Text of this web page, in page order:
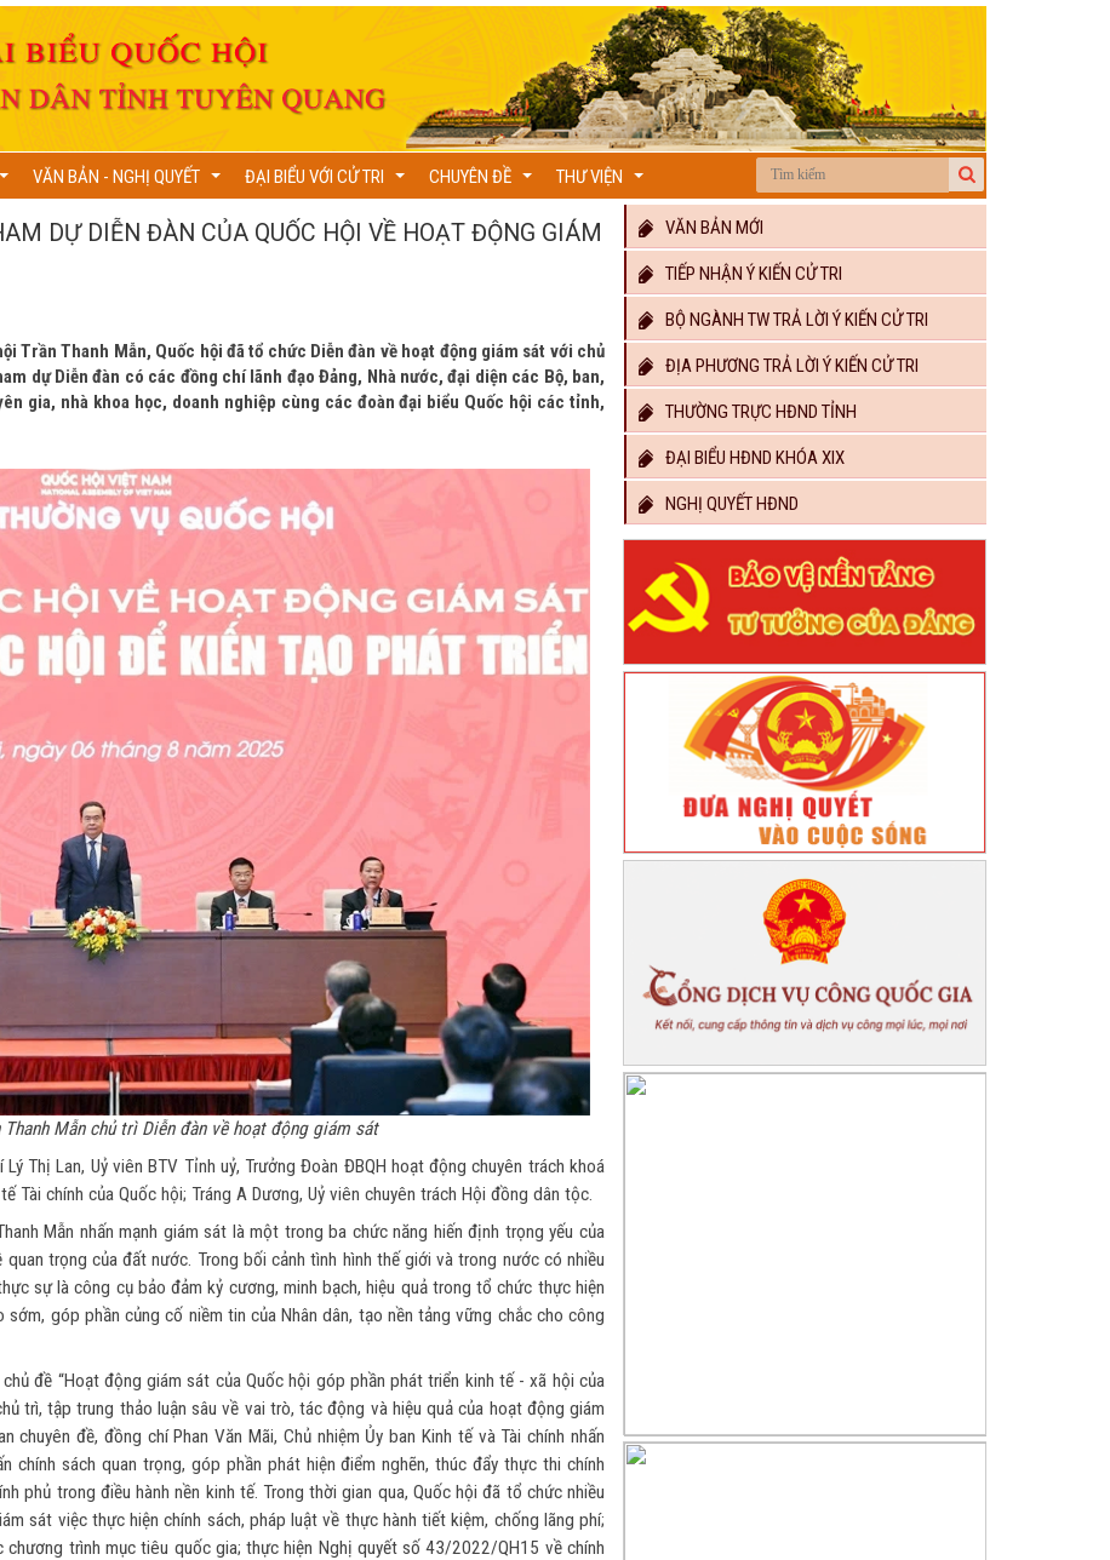
...
VĂN BẢN - NGHỊ QUYẾT
...
ĐẠI BIỂU VỚI CỬ TRI
...
CHUYÊN ĐỀ
...
THƯ VIỆN
...
DỰ DIỄN ĐÀN CỦA QUỐC HỘI VỀ HOẠT ĐỘNG GIÁM
Trần Thanh Mẫn, Quốc hội đã tổ chức Diễn đàn về hoạt động giám sát với chủ
dự Diễn đàn có các đồng chí lãnh đạo Đảng, Nhà nước, đại diện các Bộ, ban,
gia, nhà khoa học, doanh nghiệp cùng các đoàn đại biểu Quốc hội các tỉnh,
Thanh Mẫn chủ trì Diễn đàn về hoạt động giám sát
Thị Lan, Uỷ viên BTV Tỉnh uỷ, Trưởng Đoàn ĐBQH hoạt động chuyên trách khoá
Tài chính của Quốc hội; Tráng A Dương, Uỷ viên chuyên trách Hội đồng dân tộc.
Mẫn nhấn mạnh giám sát là một trong ba chức năng hiến định trọng yếu của
trọng của đất nước. Trong bối cảnh tình hình thế giới và trong nước có nhiều
sự là công cụ bảo đảm kỷ cương, minh bạch, hiệu quả trong tổ chức thực hiện
góp phần củng cố niềm tin của Nhân dân, tạo nền tảng vững chắc cho công
đề “Hoạt động giám sát của Quốc hội góp phần phát triển kinh tế - xã hội của
trì, tập trung thảo luận sâu về vai trò, tác động và hiệu quả của hoạt động giám
đề, đồng chí Phan Văn Mãi, Chủ nhiệm Ủy ban Kinh tế và Tài chính nhấn
chính sách quan trọng, góp phần phát hiện điểm nghẽn, thúc đẩy thực thi chính
phủ trong điều hành nền kinh tế. Trong thời gian qua, Quốc hội đã tổ chức nhiều
sát việc thực hiện chính sách, pháp luật về thực hành tiết kiệm, chống lãng phí;
trình mục tiêu quốc gia; thực hiện Nghị quyết số 43/2022/QH15 về chính
VĂN BẢN MỚI
TIẾP NHẬN Ý KIẾN CỬ TRI
BỘ NGÀNH TW TRẢ LỜI Ý KIẾN CỬ TRI
ĐỊA PHƯƠNG TRẢ LỜI Ý KIẾN CỬ TRI
THƯỜNG TRỰC HĐND TỈNH
ĐẠI BIỂU HĐND KHÓA XIX
NGHỊ QUYẾT HĐND